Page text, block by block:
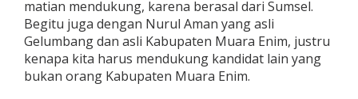
matian mendukung, karena berasal dari Sumsel.
Begitu juga dengan Nurul Aman yang asli
Gelumbang dan asli Kabupaten Muara Enim, justru
kenapa kita harus mendukung kandidat lain yang
bukan orang Kabupaten Muara Enim.